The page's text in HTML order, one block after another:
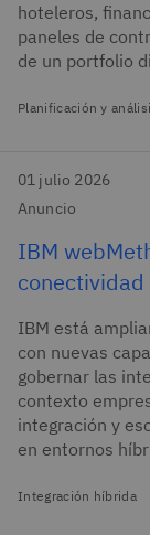
hoteleros,
paneles de
de un portfolio
Planificación y
01 julio 2026
Anuncio
IBM
IBM está
con nuevas
gobernar las
contexto
integración y
en entornos
Integración híbrida